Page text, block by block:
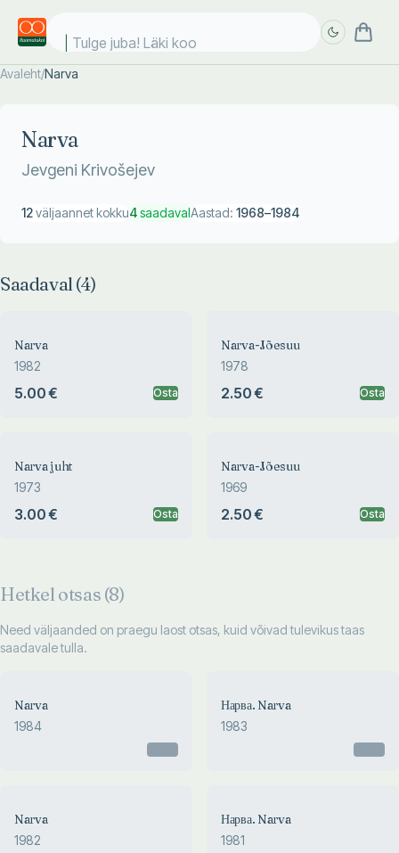
Tulge juba! Läki kool
Avaleht/Narva
Narva
Jevgeni Krivošejev
12väljaannet kokku4saadavalAastad: 1968–1984
Saadaval (4)
Narva
1982
5.00 € Osta
Narva-Jõesuu
1978
2.50 € Osta
Narva juht
1973
3.00 € Osta
Narva-Jõesuu
1969
2.50 € Osta
Hetkel otsas (8)
Need väljaanded on praegu laost otsas, kuid võivad tulevikus taas
saadavale tulla.
Narva
1984
Нарва. Narva
1983
Narva
1982
Нарва. Narva
1981